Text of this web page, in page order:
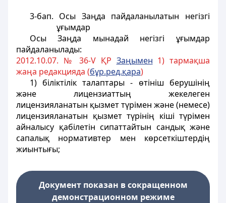
3-бап. Осы Заңда пайдаланылатын негізгі
ұғымдар
Осы Заңда мынадай негізгі ұғымдар
пайдаланылады:
2012.10.07. № 36-V ҚР Заңымен 1) тармақша
жаңа редакцияда (бұр.ред.қара)
1) бiлiктiлiк талаптары - өтiнiш берушiнiң
және лицензиаттың жекелеген
лицензияланатын қызмет түрiмен және (немесе)
лицензияланатын қызмет түрiнiң кiшi түрiмен
айналысу қабiлетiн сипаттайтын сандық және
сапалық нормативтер мен көрсеткiштердiң
жиынтығы;
Документ показан в сокращенном
демонстрационном режиме